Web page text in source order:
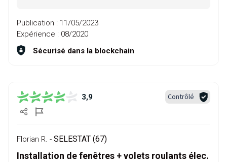
Publication : 11/05/2023
Expérience : 08/2020
Sécurisé dans la blockchain
3,9 Contrôlé
Florian R. - SELESTAT (67)
Installation de fenêtres + volets roulants élec.